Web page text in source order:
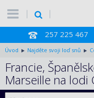
257 225 467
Úvod Najděte svoji loď snů
Francie,
Marseille na lodi